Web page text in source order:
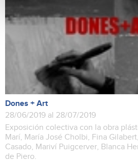
Dones + Art
28/06/2019 al 28/07/2019
Exposición colectiva con la obra
Marí, María José Cholbi, Fina
Casado, Mariví Puigcerver, Blanca
de Piero.